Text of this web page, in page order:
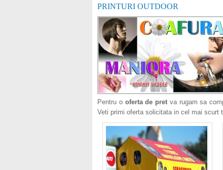
PRINTURI OUTDOOR
Pentru o oferta de pret va rugam sa
Veti primi oferta solicitata in cel mai scurt